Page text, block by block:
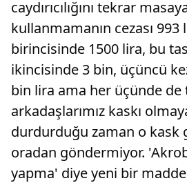
caydırıcılığını tekrar
kullanmamanın cezası 993
birincisinde 1500 lira, bu
ikincisinde 3 bin, üçüncü
bin lira ama her üçünde
arkadaşlarımız kaskı
durdurduğu zaman o kask
oradan göndermiyor.
yapma' diye yeni bir